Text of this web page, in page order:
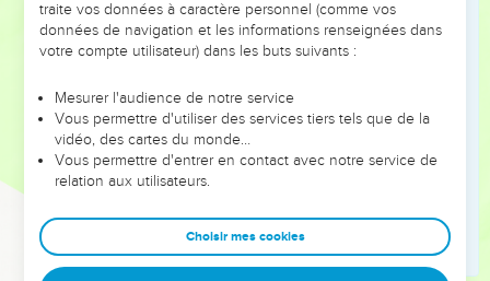
pas revenir, il va mourir. Nous serons alors coupables de
l’avoir fait mourir de chagrin dans sa vieillesse.
devant mon père. Je lui ai dit : “Si je ne le ramène pas auprès
de toi, je porterai cette faute devant toi toute ma vie.”
Je t’en prie, permets-moi de rester ici comme esclave à
ton service, à la place de l’enfant. Laisse-le repartir avec ses
Je ne pourrai jamais retourner chez mon père si l’enfant
n’est pas avec moi. Je ne supporterais pas de voir le malheur
traite vos données à caractère personnel (comme vos
données de navigation et les informations renseignées dans
votre compte utilisateur) dans les buts suivants :
Mesurer l'audience de notre service
Vous permettre d'utiliser des services tiers tels que de la
vidéo, des cartes du monde…
Vous permettre d'entrer en contact avec notre service de
relation aux utilisateurs.
Choisir mes cookies